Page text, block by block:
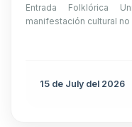
Entrada Folklórica
manifestación cultural no
15 de July del 2026